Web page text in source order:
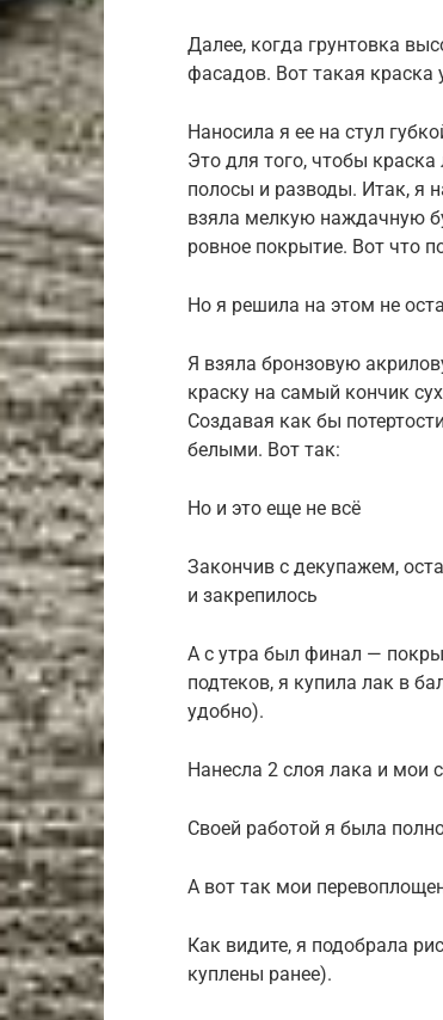
Далее, когда грунтовка
фасадов. Вот такая краска
Наносила я ее на стул
Это для того, чтобы
полосы и разводы. Итак, я
взяла мелкую наждачную
ровное покрытие. Вот что
Но я решила на этом не
Я взяла бронзовую
краску на самый кончик
Создавая как бы
белыми. Вот так:
Но и это еще не всё
Закончив с декупажем,
и закрепилось
А с утра был финал —
подтеков, я купила лак в
удобно).
Нанесла 2 слоя лака и мои
Своей работой я была
А вот так мои
Как видите, я подобрала
куплены ранее).